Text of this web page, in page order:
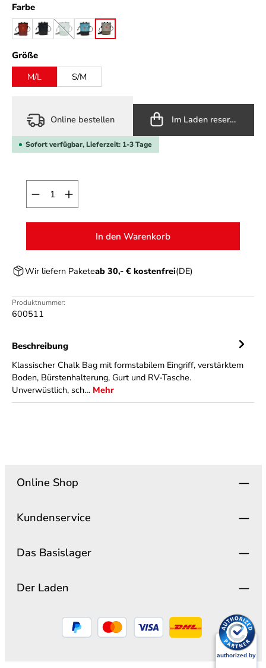
Farbeauswählen
burnt sienna
carbonfoam green
(Diese Option ist zurzeit nicht verfügbar.)
glaciermoonstone
Größeauswählen
M/L
S/M
Online bestellen Im Laden reservieren
Sofort verfügbar, Lieferzeit: 1-3 Tage
Produkt Anzahl: Gib den gewünschten Wert
In den Warenkorb
Wir liefern Paketeab 30,- € kostenfrei(DE)
Produktnummer:
600511
Beschreibung
Klassischer Chalk Bag mit formstabilem Eingriff, verstärktem
Boden, Bürstenhalterung, Gurt und RV-Tasche.
Unverwüstlich, sch… Mehr
Online Shop
Kundenservice
Das Basislager
Der Laden